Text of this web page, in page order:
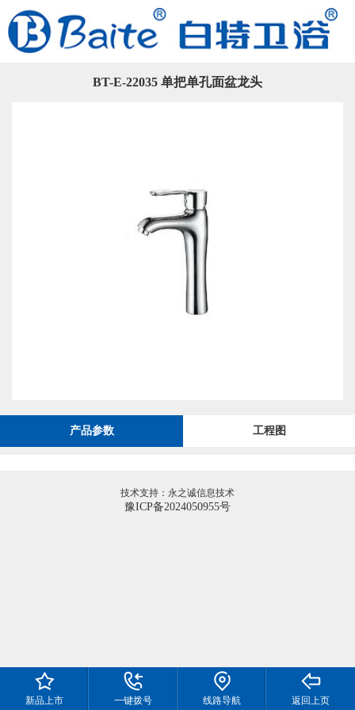
BT-E-22035 单把单孔面盆龙头
产品参数 工程图
技术支持：永之诚信息技术
豫ICP备2024050955号
新品上市 一键拨号 线路导航 返回上页